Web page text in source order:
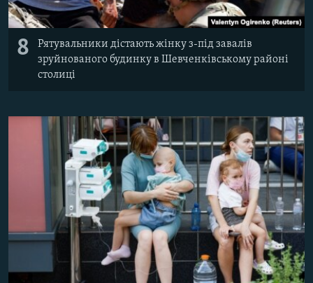
8
Рятувальники дістають жінку з-під завалів
зруйнованого будинку в Шевченківському районі
столиці